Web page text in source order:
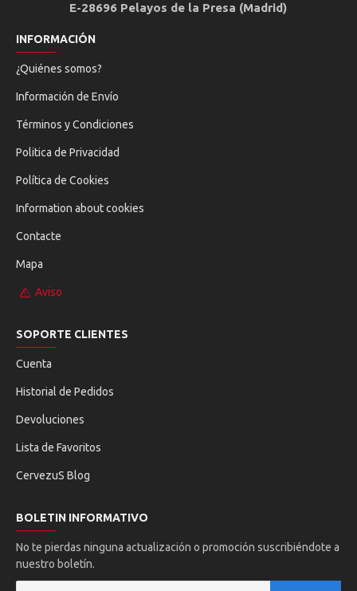
E-28696 Pelayos de la Presa (Madrid)
INFORMACIÓN
¿Quiénes somos?
Información de Envío
Términos y Condiciones
Politica de Privacidad
Política de Cookies
Information about cookies
Contacte
Mapa
Aviso
SOPORTE CLIENTES
Cuenta
Historial de Pedidos
Devoluciones
Lista de Favoritos
CervezuS Blog
BOLETIN INFORMATIVO
No te pierdas ninguna actualización o promoción suscribiéndote a
nuestro boletín.